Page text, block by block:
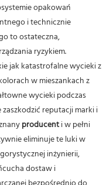
opakowań
i technicznie
to ostateczna,
ryzykiem.
jak katastrofalne wycieki z
w mieszankach z
wycieki podczas
reputacji marki i
producenti w pełni
eliminuje te luki w
inżynierii,
dostaw i